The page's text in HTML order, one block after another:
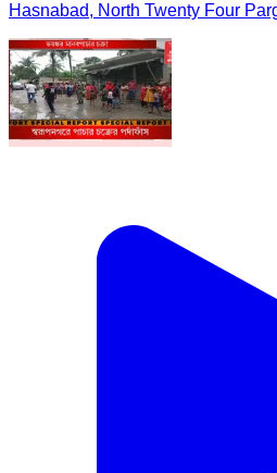
Hasnabad, North Twenty Four